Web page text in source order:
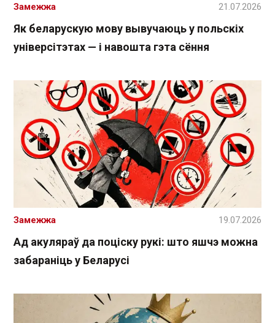
Як беларускую мову вывучаюць у польскіх
універсітэтах — і навошта гэта сёння
Замежжа 21.07.2026
Ад акуляраў да поціску рукі: што яшчэ можна
забараніць у Беларусі
Замежжа 19.07.2026